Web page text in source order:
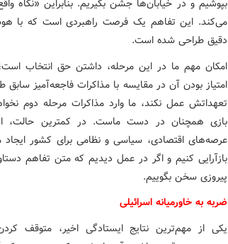
بپوشیم و در خیابان‌ها جشن بگیریم. بنابراین «نگاه
می‌کند. این تفاهم یک فرصت راهبردی است که با
دقیق طراحی شده است.
امکان مهم ما در این مرحله، داشتن حق انتخاب
امتیاز بودن آن در مقایسه با مذاکرات فاجعه‌آمیز
تعهداتش عمل نکند، ما وارد مذاکرات مرحله دوم
بازی همچنان در دست ماست. در کمترین
عرصه‌های اقتصادی، سیاسی و نظامی برای کشور
بازآرایی کنیم و اگر در عمل دیدیم که متن تفاهم
پیروزی سخن بگوییم.
ضربه به خاورمیانه اسرائیلی
یکی از مهم‌ترین نتایج ایستادگی اخیر، متوقف